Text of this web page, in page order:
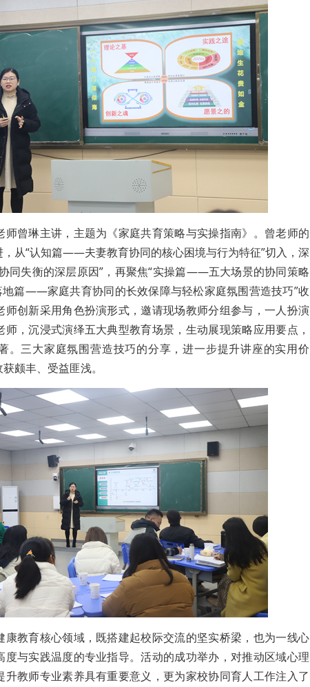
师曾琳主讲，主题为《家庭共育策略与实操指南》。曾老师的
从“认知篇——夫妻教育协同的核心困境与行为特征”切入，深
同失衡的深层原因”，再聚焦“实操篇——五大场景的协同策略
地篇——家庭共育协同的长效保障与轻松家庭氛围营造技巧”收
师创新采用角色扮演形式，邀请现场教师分组参与，一人扮演
，沉浸式演绎五大典型教育场景，生动展现策略应用要点，
。三大家庭氛围营造技巧的分享，进一步提升讲座的实用价
颇丰、受益匪浅。
康教育核心领域，既搭建起校际交流的坚实桥梁，也为一线心
度与实践温度的专业指导。活动的成功举办，对推动区域心理
升教师专业素养具有重要意义，更为家校协同育人工作注入了